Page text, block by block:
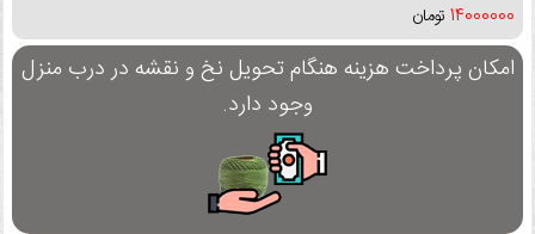
14000000 تومان
امکان پرداخت هزینه هنگام تحویل نخ و نقشه در درب منزل
وجود دارد.